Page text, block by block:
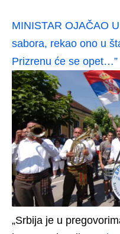
MINISTAR OJAČAO
sabora, rekao ono u
Prizrenu će se opet…”
„Srbija je u